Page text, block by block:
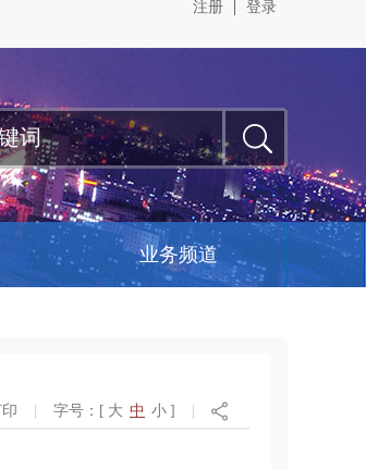
注册 登录
业务频道
字号：[ 大 中 小 ]